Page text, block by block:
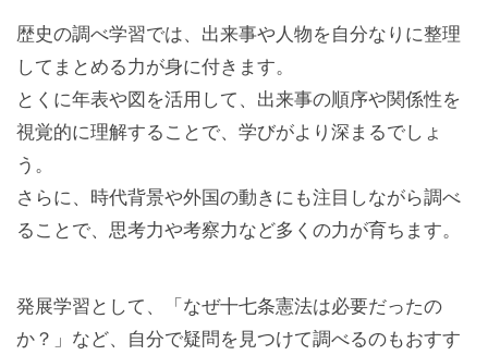
歴史の調べ学習では、出来事や人物を自分なりに整理
してまとめる力が身に付きます。
とくに年表や図を活用して、出来事の順序や関係性を
視覚的に理解することで、学びがより深まるでしょ
う。
さらに、時代背景や外国の動きにも注目しながら調べ
ることで、思考力や考察力など多くの力が育ちます。
発展学習として、「なぜ十七条憲法は必要だったの
か？」など、自分で疑問を見つけて調べるのもおすす